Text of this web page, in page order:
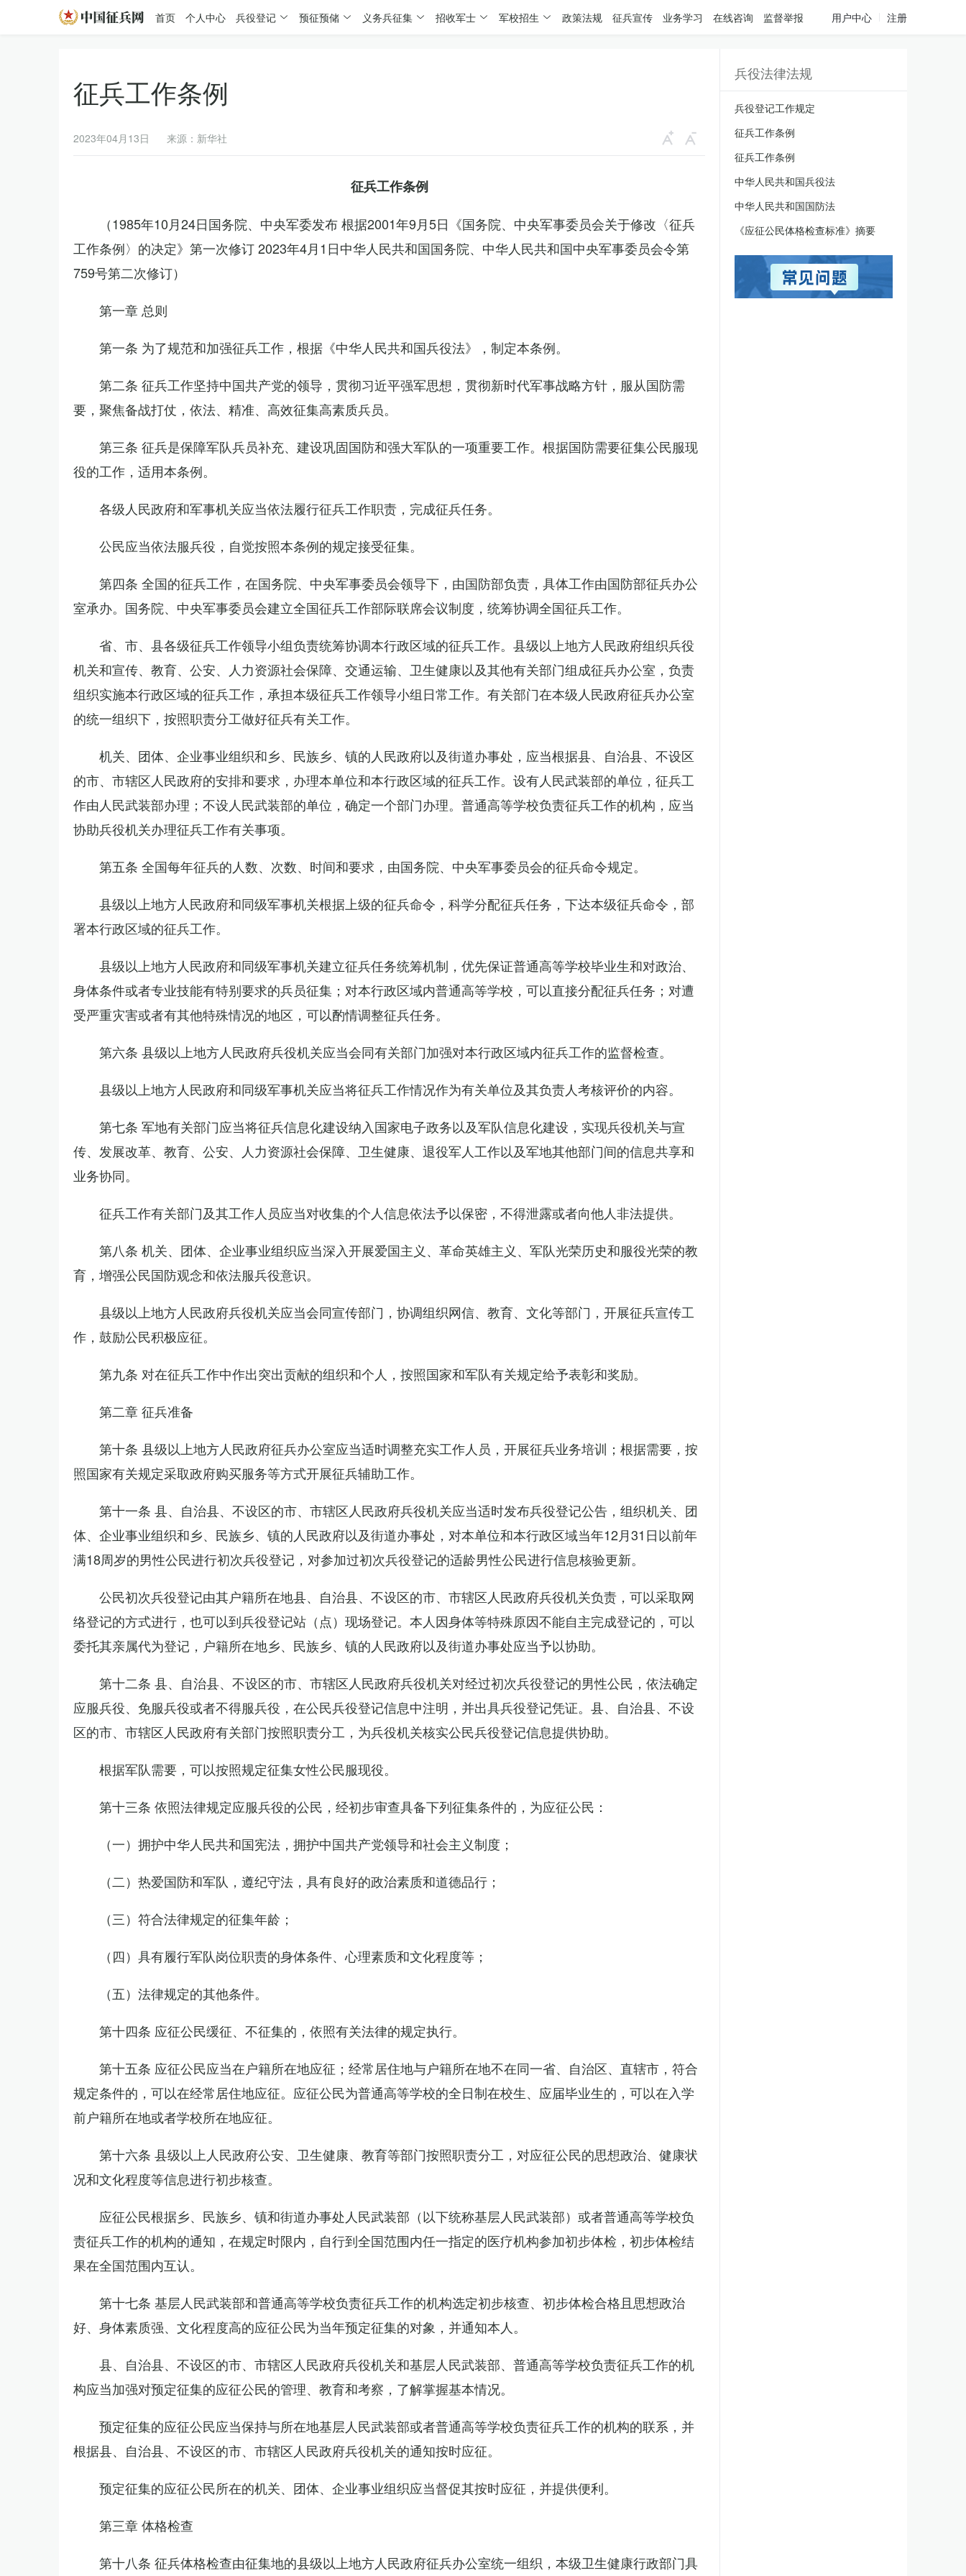
首页 个人中心 兵役登记 预征预储 义务兵征集 招收军士 军校招生 政策法规 征兵宣传 业务学习 在线咨询 监督举报 用户中心 注册
征兵工作条例
2023年04月13日 来源：新华社
征兵工作条例
（1985年10月24日国务院、中央军委发布 根据2001年9月5日《国务院、中央军事委员会关于修改〈征兵
工作条例〉的决定》第一次修订 2023年4月1日中华人民共和国国务院、中华人民共和国中央军事委员会令第
759号第二次修订）
第一章 总则
第一条 为了规范和加强征兵工作，根据《中华人民共和国兵役法》，制定本条例。
第二条 征兵工作坚持中国共产党的领导，贯彻习近平强军思想，贯彻新时代军事战略方针，服从国防需
要，聚焦备战打仗，依法、精准、高效征集高素质兵员。
第三条 征兵是保障军队兵员补充、建设巩固国防和强大军队的一项重要工作。根据国防需要征集公民服现
役的工作，适用本条例。
各级人民政府和军事机关应当依法履行征兵工作职责，完成征兵任务。
公民应当依法服兵役，自觉按照本条例的规定接受征集。
第四条 全国的征兵工作，在国务院、中央军事委员会领导下，由国防部负责，具体工作由国防部征兵办公
室承办。国务院、中央军事委员会建立全国征兵工作部际联席会议制度，统筹协调全国征兵工作。
省、市、县各级征兵工作领导小组负责统筹协调本行政区域的征兵工作。县级以上地方人民政府组织兵役
机关和宣传、教育、公安、人力资源社会保障、交通运输、卫生健康以及其他有关部门组成征兵办公室，负责
组织实施本行政区域的征兵工作，承担本级征兵工作领导小组日常工作。有关部门在本级人民政府征兵办公室
的统一组织下，按照职责分工做好征兵有关工作。
机关、团体、企业事业组织和乡、民族乡、镇的人民政府以及街道办事处，应当根据县、自治县、不设区
的市、市辖区人民政府的安排和要求，办理本单位和本行政区域的征兵工作。设有人民武装部的单位，征兵工
作由人民武装部办理；不设人民武装部的单位，确定一个部门办理。普通高等学校负责征兵工作的机构，应当
协助兵役机关办理征兵工作有关事项。
第五条 全国每年征兵的人数、次数、时间和要求，由国务院、中央军事委员会的征兵命令规定。
县级以上地方人民政府和同级军事机关根据上级的征兵命令，科学分配征兵任务，下达本级征兵命令，部
署本行政区域的征兵工作。
县级以上地方人民政府和同级军事机关建立征兵任务统筹机制，优先保证普通高等学校毕业生和对政治、
身体条件或者专业技能有特别要求的兵员征集；对本行政区域内普通高等学校，可以直接分配征兵任务；对遭
受严重灾害或者有其他特殊情况的地区，可以酌情调整征兵任务。
第六条 县级以上地方人民政府兵役机关应当会同有关部门加强对本行政区域内征兵工作的监督检查。
县级以上地方人民政府和同级军事机关应当将征兵工作情况作为有关单位及其负责人考核评价的内容。
第七条 军地有关部门应当将征兵信息化建设纳入国家电子政务以及军队信息化建设，实现兵役机关与宣
传、发展改革、教育、公安、人力资源社会保障、卫生健康、退役军人工作以及军地其他部门间的信息共享和
业务协同。
征兵工作有关部门及其工作人员应当对收集的个人信息依法予以保密，不得泄露或者向他人非法提供。
第八条 机关、团体、企业事业组织应当深入开展爱国主义、革命英雄主义、军队光荣历史和服役光荣的教
育，增强公民国防观念和依法服兵役意识。
县级以上地方人民政府兵役机关应当会同宣传部门，协调组织网信、教育、文化等部门，开展征兵宣传工
作，鼓励公民积极应征。
第九条 对在征兵工作中作出突出贡献的组织和个人，按照国家和军队有关规定给予表彰和奖励。
第二章 征兵准备
第十条 县级以上地方人民政府征兵办公室应当适时调整充实工作人员，开展征兵业务培训；根据需要，按
照国家有关规定采取政府购买服务等方式开展征兵辅助工作。
第十一条 县、自治县、不设区的市、市辖区人民政府兵役机关应当适时发布兵役登记公告，组织机关、团
体、企业事业组织和乡、民族乡、镇的人民政府以及街道办事处，对本单位和本行政区域当年12月31日以前年
满18周岁的男性公民进行初次兵役登记，对参加过初次兵役登记的适龄男性公民进行信息核验更新。
公民初次兵役登记由其户籍所在地县、自治县、不设区的市、市辖区人民政府兵役机关负责，可以采取网
络登记的方式进行，也可以到兵役登记站（点）现场登记。本人因身体等特殊原因不能自主完成登记的，可以
委托其亲属代为登记，户籍所在地乡、民族乡、镇的人民政府以及街道办事处应当予以协助。
第十二条 县、自治县、不设区的市、市辖区人民政府兵役机关对经过初次兵役登记的男性公民，依法确定
应服兵役、免服兵役或者不得服兵役，在公民兵役登记信息中注明，并出具兵役登记凭证。县、自治县、不设
区的市、市辖区人民政府有关部门按照职责分工，为兵役机关核实公民兵役登记信息提供协助。
根据军队需要，可以按照规定征集女性公民服现役。
第十三条 依照法律规定应服兵役的公民，经初步审查具备下列征集条件的，为应征公民：
（一）拥护中华人民共和国宪法，拥护中国共产党领导和社会主义制度；
（二）热爱国防和军队，遵纪守法，具有良好的政治素质和道德品行；
（三）符合法律规定的征集年龄；
（四）具有履行军队岗位职责的身体条件、心理素质和文化程度等；
（五）法律规定的其他条件。
第十四条 应征公民缓征、不征集的，依照有关法律的规定执行。
第十五条 应征公民应当在户籍所在地应征；经常居住地与户籍所在地不在同一省、自治区、直辖市，符合
规定条件的，可以在经常居住地应征。应征公民为普通高等学校的全日制在校生、应届毕业生的，可以在入学
前户籍所在地或者学校所在地应征。
第十六条 县级以上人民政府公安、卫生健康、教育等部门按照职责分工，对应征公民的思想政治、健康状
况和文化程度等信息进行初步核查。
应征公民根据乡、民族乡、镇和街道办事处人民武装部（以下统称基层人民武装部）或者普通高等学校负
责征兵工作的机构的通知，在规定时限内，自行到全国范围内任一指定的医疗机构参加初步体检，初步体检结
果在全国范围内互认。
第十七条 基层人民武装部和普通高等学校负责征兵工作的机构选定初步核查、初步体检合格且思想政治
好、身体素质强、文化程度高的应征公民为当年预定征集的对象，并通知本人。
县、自治县、不设区的市、市辖区人民政府兵役机关和基层人民武装部、普通高等学校负责征兵工作的机
构应当加强对预定征集的应征公民的管理、教育和考察，了解掌握基本情况。
预定征集的应征公民应当保持与所在地基层人民武装部或者普通高等学校负责征兵工作的机构的联系，并
根据县、自治县、不设区的市、市辖区人民政府兵役机关的通知按时应征。
预定征集的应征公民所在的机关、团体、企业事业组织应当督促其按时应征，并提供便利。
第三章 体格检查
第十八条 征兵体格检查由征集地的县级以上地方人民政府征兵办公室统一组织，本级卫生健康行政部门具
兵役法律法规
兵役登记工作规定
征兵工作条例
征兵工作条例
中华人民共和国兵役法
中华人民共和国国防法
《应征公民体格检查标准》摘要